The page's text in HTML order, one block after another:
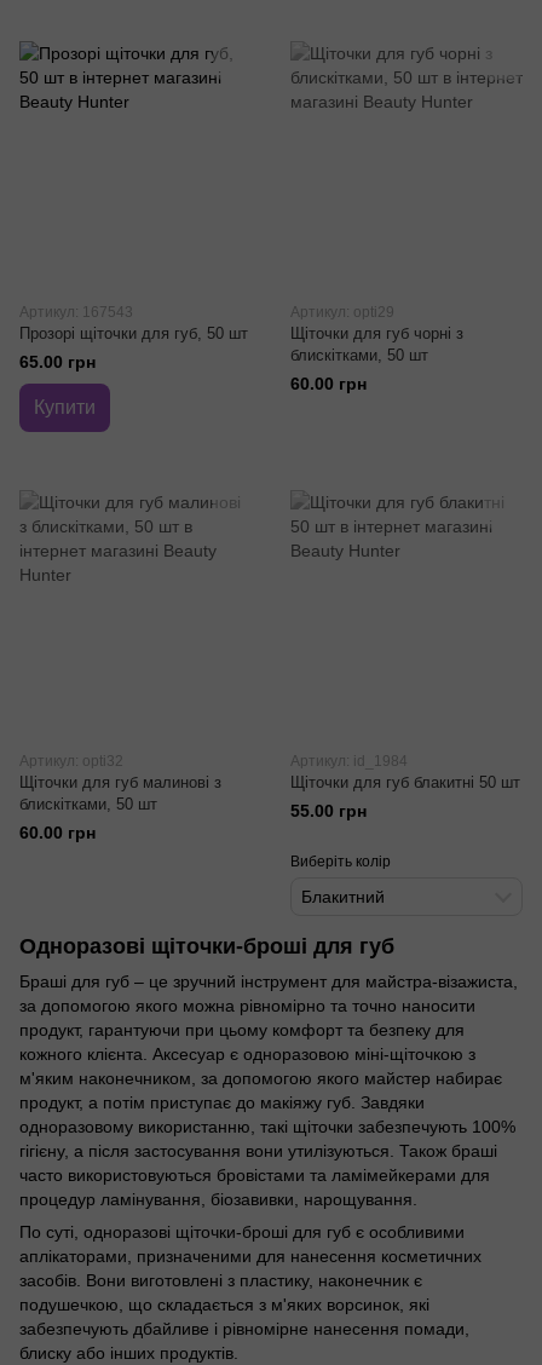
Артикул: 167543
Прозорі щіточки для губ, 50 шт
65.00 грн
Купити
Артикул: opti29
Щіточки для губ чорні з
блискітками, 50 шт
60.00 грн
Артикул: opti32
Щіточки для губ малинові з
блискітками, 50 шт
60.00 грн
Артикул: id_1984
Щіточки для губ блакитні 50 шт
55.00 грн
Виберіть колір
Блакитний
Одноразові щіточки-броші для губ
Браші для губ – це зручний інструмент для майстра-візажиста,
за допомогою якого можна рівномірно та точно наносити
продукт, гарантуючи при цьому комфорт та безпеку для
кожного клієнта. Аксесуар є одноразовою міні-щіточкою з
м'яким наконечником, за допомогою якого майстер набирає
продукт, а потім приступає до макіяжу губ. Завдяки
одноразовому використанню, такі щіточки забезпечують 100%
гігієну, а після застосування вони утилізуються. Також браші
часто використовуються бровістами та ламімейкерами для
процедур ламінування, біозавивки, нарощування.
По суті, одноразові щіточки-броші для губ є особливими
аплікаторами, призначеними для нанесення косметичних
засобів. Вони виготовлені з пластику, наконечник є
подушечкою, що складається з м'яких ворсинок, які
забезпечують дбайливе і рівномірне нанесення помади,
блиску або інших продуктів.